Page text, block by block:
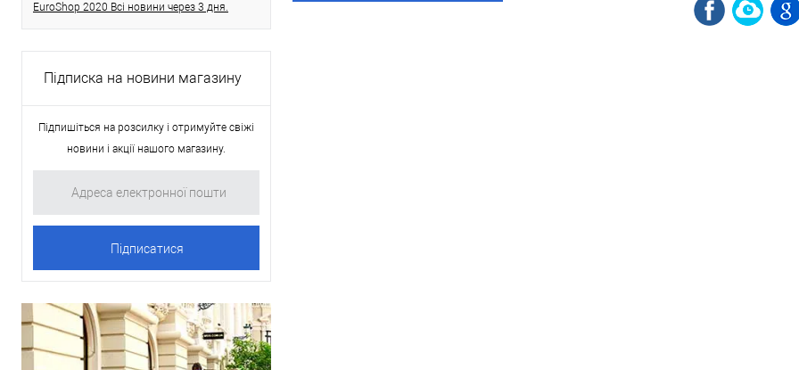
EuroShop 2020 Всі новини через 3 дня.
Підписка на новини магазину
Підпишіться на розсилку і отримуйте свіжі
новини і акції нашого магазину.